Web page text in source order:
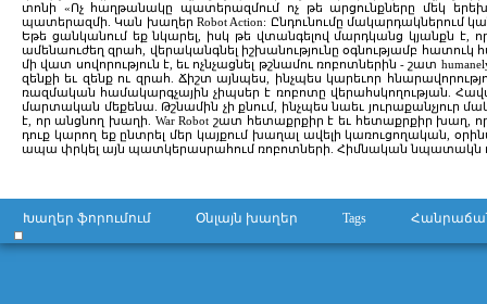
տոնի «Ոչ հաղթանակը պատերազմում ոչ թե արցունքները մեկ
պատերազմի. Կան խաղեր Robot Action: Ընդունումը մակարդակներում
Եթե ​​ցանկանում եք նկարել, իսկ թե վտանգելով մարդկանց կյանքն
ամենաուժեղ զրահ, վերականգնել իշխանությունը օգնությամբ
մի վատ սովորություն է, եւ ոչնչացնել թշնամու ռոբոտներին - շատ
զենքի եւ զենք ու զրահ. Ճիշտ այնպես, ինչպես կարեւոր
ռազմական համակարգչային չիպսեր է ռոբոտը վերահսկողության.
մարտական ​​մեքենա. Թշնամին չի քնում, ինչպես նաեւ յուրաքանչյուր
է, որ անցնող խաղի. War Robot շատ հետաքրքիր է եւ հետաքրքիր խաղ,
դուք կարող եք ընտրել մեր կայքում խաղալ ավելի կառուցողական,
ապա փրկել այն պատկերասրահում ռոբոտների. Հիմնական նպատակն
Խաղեր ֆորումում Օնլայն խաղեր Tags